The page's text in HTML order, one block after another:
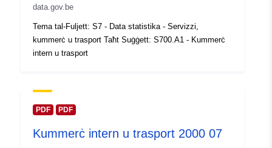
Katalgu:
14 February 2024
Spazjali:
Tip: Polygon
data.gov.be
Tema tal-Fuljett: S7 - Data statistika - Servizzi,
kummerċ u trasport Taħt Suġġett: S700.A1 - Kummerċ
intern u trasport
PDF PDF
Kummerċ intern u trasport 2000 07